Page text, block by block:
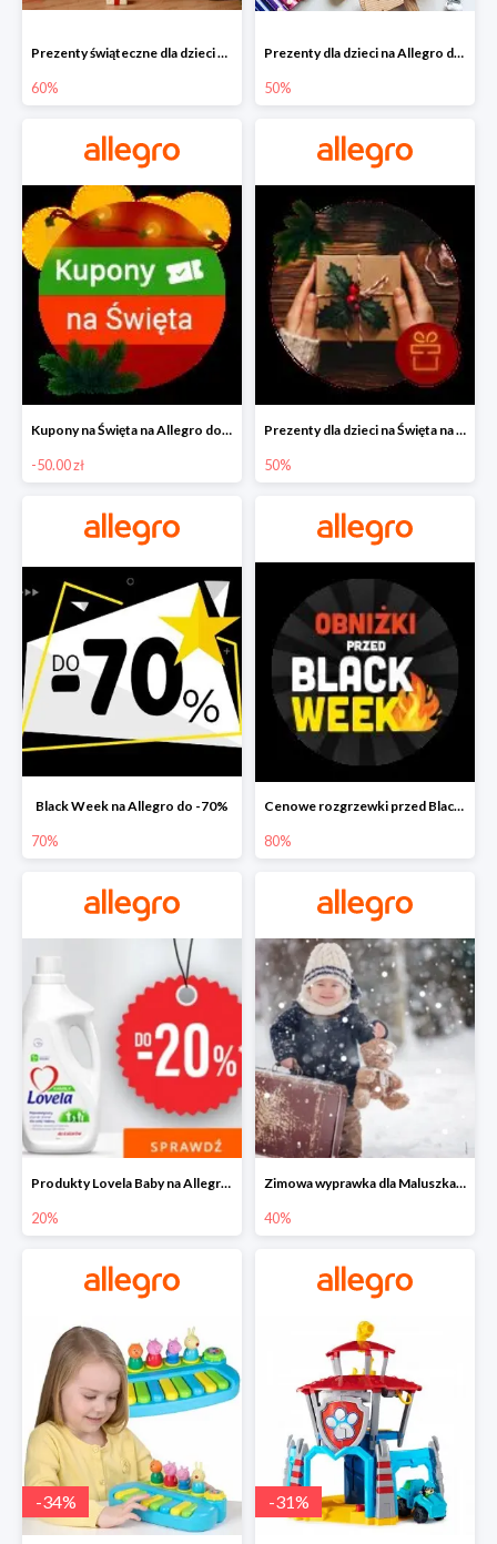
Prezenty świąteczne dla dzieci na Allegro do -60%
60%
Prezenty dla dzieci na Allegro do -50%
50%
Kupony na Święta na Allegro do -50 zł
-50.00 zł
Prezenty dla dzieci na Święta na Allegro do -50%
50%
Black Week na Allegro do -70%
70%
Cenowe rozgrzewki przed Black Friday na Allegro do -80%
80%
Produkty Lovela Baby na Allegro do -20%
20%
Zimowa wyprawka dla Maluszka na Allegro do -40%
40%
-34% -31%